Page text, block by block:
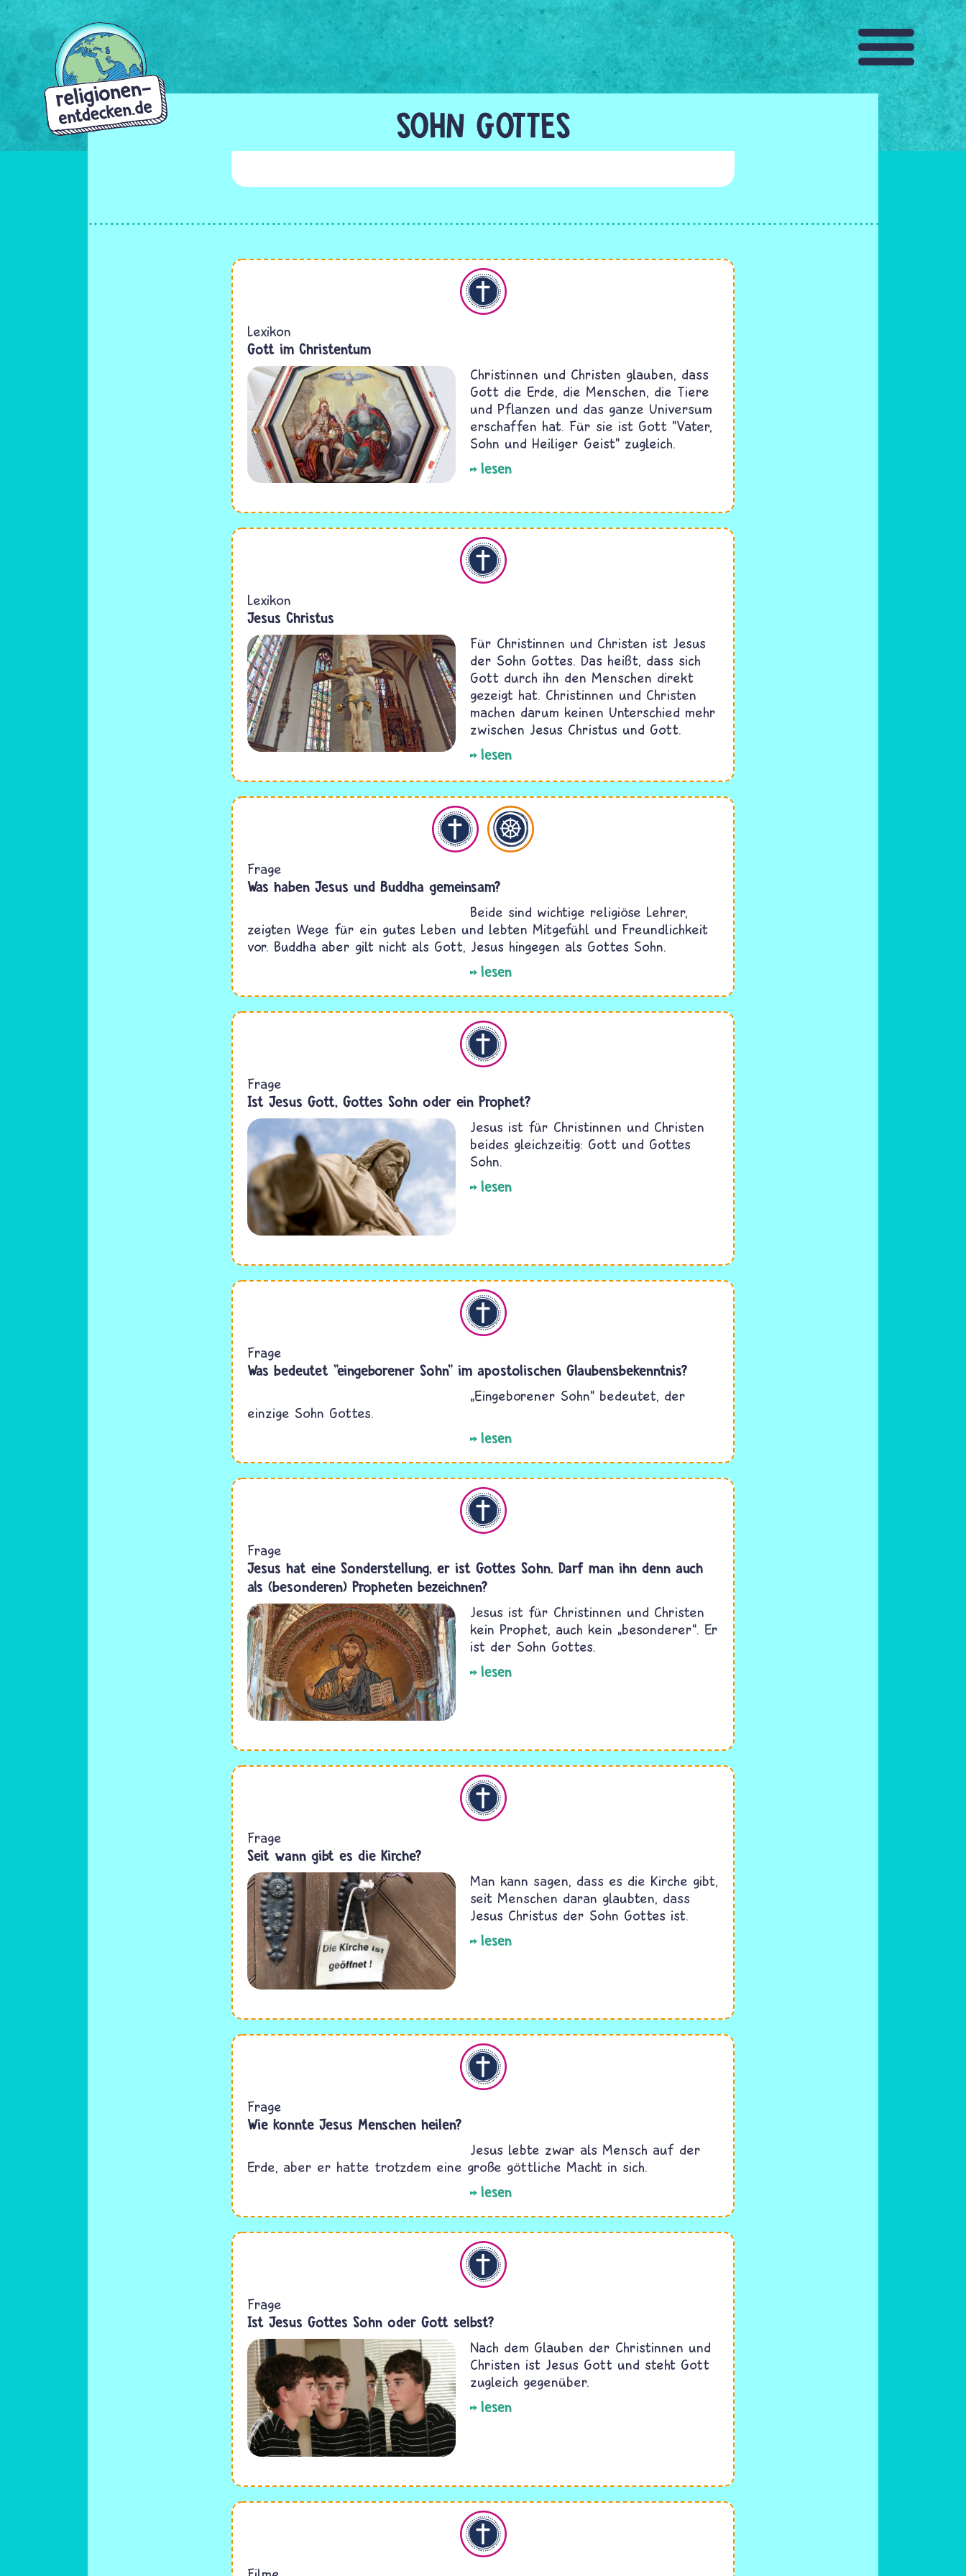
Direkt
SOHN GOTTES
Lexikon
Gott im Christentum
Christinnen und Christen glauben, dass
Gott die Erde, die Menschen, die Tiere
und Pflanzen und das ganze Universum
erschaffen hat. Für sie ist Gott "Vater,
Sohn und Heiliger Geist" zugleich.
lesen
Lexikon
Jesus Christus
Für Christinnen und Christen ist Jesus
der Sohn Gottes. Das heißt, dass sich
Gott durch ihn den Menschen direkt
gezeigt hat. Christinnen und Christen
machen darum keinen Unterschied mehr
zwischen Jesus Christus und Gott.
lesen
Buddhismus
Frage
Was haben Jesus und Buddha gemeinsam?
Beide sind wichtige religiöse Lehrer,
zeigten Wege für ein gutes Leben und lebten Mitgefühl und Freundlichkeit
vor. Buddha aber gilt nicht als Gott, Jesus hingegen als Gottes Sohn.
lesen
Frage
Ist Jesus Gott, Gottes Sohn oder ein Prophet?
Jesus ist für Christinnen und Christen
beides gleichzeitig: Gott und Gottes
Sohn.
lesen
Frage
Was bedeutet "eingeborener Sohn" im apostolischen Glaubensbekenntnis?
„Eingeborener Sohn“ bedeutet, der
einzige Sohn Gottes.
lesen
Frage
Jesus hat eine Sonderstellung, er ist Gottes Sohn. Darf man ihn denn auch
als (besonderen) Propheten bezeichnen?
Jesus ist für Christinnen und Christen
kein Prophet, auch kein „besonderer“. Er
ist der Sohn Gottes.
lesen
Frage
Seit wann gibt es die Kirche?
Man kann sagen, dass es die Kirche gibt,
seit Menschen daran glaubten, dass
Jesus Christus der Sohn Gottes ist.
lesen
Frage
Wie konnte Jesus Menschen heilen?
Jesus lebte zwar als Mensch auf der
Erde, aber er hatte trotzdem eine große göttliche Macht in sich.
lesen
Frage
Ist Jesus Gottes Sohn oder Gott selbst?
Nach dem Glauben der Christinnen und
Christen ist Jesus Gott und steht Gott
zugleich gegenüber.
lesen